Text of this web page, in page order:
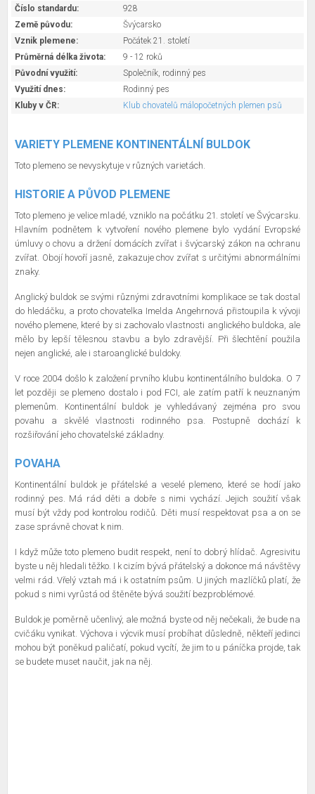
Číslo standardu:
928
Země původu:
Švýcarsko
Vznik plemene:
Počátek 21. století
Průměrná délka života:
9 - 12 roků
Původní využití:
Společník, rodinný pes
Využití dnes:
Rodinný pes
Kluby v ČR:
Klub chovatelů málopočetných plemen psů
VARIETY PLEMENE KONTINENTÁLNÍ BULDOK
Toto plemeno se nevyskytuje v různých varietách.
HISTORIE A PŮVOD PLEMENE
Toto plemeno je velice mladé, vzniklo na počátku 21. století ve Švýcarsku.
Hlavním podnětem k vytvoření nového plemene bylo vydání Evropské
úmluvy o chovu a držení domácích zvířat i švýcarský zákon na ochranu
zvířat. Obojí hovoří jasně, zakazuje chov zvířat s určitými abnormálními
znaky.
Anglický buldok se svými různými zdravotními komplikace se tak dostal
do hledáčku, a proto chovatelka Imelda Angehrnová přistoupila k vývoji
nového plemene, které by si zachovalo vlastnosti anglického buldoka, ale
mělo by lepší tělesnou stavbu a bylo zdravější. Při šlechtění použila
nejen anglické, ale i staroanglické buldoky.
V roce 2004 došlo k založení prvního klubu kontinentálního buldoka. O 7
let později se plemeno dostalo i pod FCI, ale zatím patří k neuznaným
plemenům. Kontinentální buldok je vyhledávaný zejména pro svou
povahu a skvělé vlastnosti rodinného psa. Postupně dochází k
rozšiřování jeho chovatelské základny.
POVAHA
Kontinentální buldok je přátelské a veselé plemeno, které se hodí jako
rodinný pes. Má rád děti a dobře s nimi vychází. Jejich soužití však
musí být vždy pod kontrolou rodičů. Děti musí respektovat psa a on se
zase správně chovat k nim.
I když může toto plemeno budit respekt, není to dobrý hlídač. Agresivitu
byste u něj hledali těžko. I k cizím bývá přátelský a dokonce má návštěvy
velmi rád. Vřelý vztah má i k ostatním psům. U jiných mazlíčků platí, že
pokud s nimi vyrůstá od štěněte bývá soužití bezproblémové.
Buldok je poměrně učenlivý, ale možná byste od něj nečekali, že bude na
cvičáku vynikat. Výchova i výcvik musí probíhat důsledně, někteří jedinci
mohou být poněkud paličatí, pokud vycítí, že jim to u páníčka projde, tak
se budete muset naučit, jak na něj.